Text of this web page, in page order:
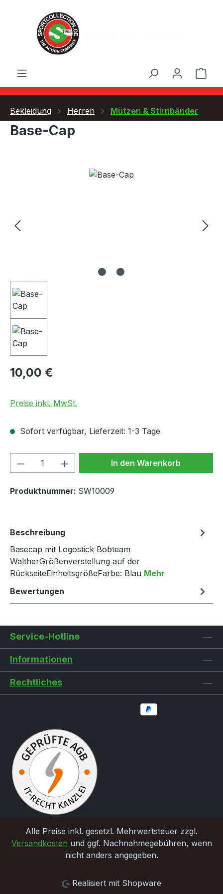
Zum Hauptinhalt springen
Bekleidung Herren Mützen & Stirnbänder
Base-Cap
Bildergalerie überspringen
Regulärer Preis:
10,00 €
Preise inkl. MwSt.
Sofort verfügbar, Lieferzeit: 1-3 Tage
Produkt Anzahl: Gib denIn den Warenkorb
Produktnummer: SW10009
Beschreibung
Basecap mit Logostick Bobteam
WaltherGrößenverstellung auf der
RückseiteEinheitsgrößeFarbe: Blau Mehr
Bewertungen
Service-Hotline
Informationen
Rechtliches
Alle Preise inkl. gesetzl. Mehrwertsteuer zzgl.
Versandkosten und ggf. Nachnahmegebühren, wenn
nicht anders angegeben.
Realisiert mit Shopware